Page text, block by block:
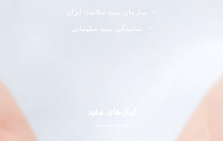
سازمان بیمه سلامت ایران
نمایندگی بیمه سلیمانی
لینک‌های مفید